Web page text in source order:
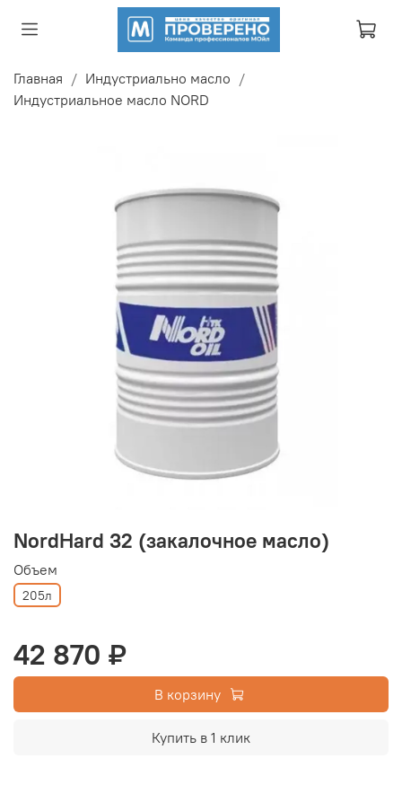
Главная
Индустриально масло
Индустриальное масло NORD
NordHard 32 (закалочное масло)
Объем
205л
42 870 ₽
В корзину
Купить в 1 клик